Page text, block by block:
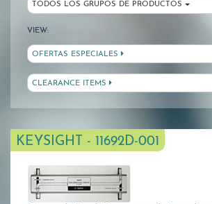
TODOS LOS GRUPOS DE PRODUCTOS
VIEW:
OFERTAS ESPECIALES
CLEARANCE ITEMS
KEYSIGHT - 11692D-001